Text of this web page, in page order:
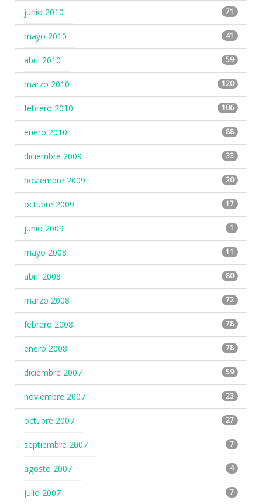
junio 2010 71
mayo 2010 41
abril 2010 59
marzo 2010 120
febrero 2010 106
enero 2010 88
diciembre 2009 33
noviembre 2009 20
octubre 2009 17
junio 2009 1
mayo 2008 11
abril 2008 80
marzo 2008 72
febrero 2008 78
enero 2008 78
diciembre 2007 59
noviembre 2007 23
octubre 2007 27
septiembre 2007 7
agosto 2007 4
julio 2007 7